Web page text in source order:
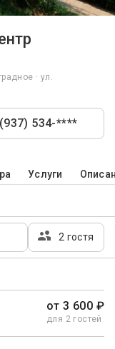
· ул.
534-****
Услуги
2 гостя
от 3 600 ₽
для 2 гостей